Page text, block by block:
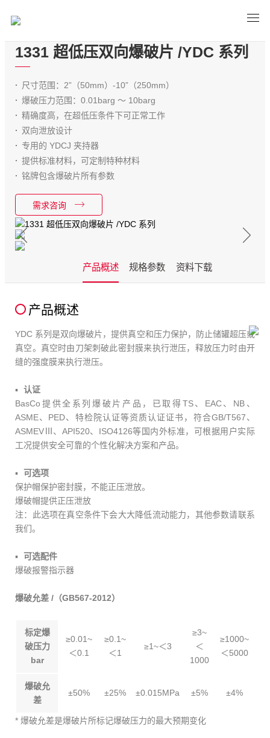
1331 超低压双向爆破片 /YDC 系列
尺寸范围：2”（50mm）-10”（250mm）
爆破压力范围：0.01barg ～ 10barg
精确度高，在超低压条件下可正常工作
双向泄放设计
专用的 YDCJ 夹持器
提供标准材料，可定制特种材料
铭牌包含爆破片所有参数
需求咨询
产品概述 规格参数 资料下载
产品概述
YDC 系列是双向爆破片，提供真空和压力保护，防止储罐超压或
真空。真空时由刀架刺破此密封膜来执行泄压，释放压力时由开
缝的强度膜来执行泄压。
认证
BasCo提供全系列爆破片产品，已取得TS、EAC、NB、
ASME、PED、特检院认证等资质认证证书，符合GB/T567、
ASMEVⅢ、API520、ISO4126等国内外标准，可根据用户实际
工况提供安全可靠的个性化解决方案和产品。
可选项
保护帽保护密封膜，不能正压泄放。
爆破帽提供正压泄放
注：此选项在真空条件下会大大降低流动能力，其他参数请联系
我们。
可选配件
爆破报警指示器
爆破允差 /（GB567-2012）
标定爆
破压力
bar
≥0.01~
＜0.1
≥0.1~
＜1
≥1~＜3
≥3~
＜
1000
≥1000~
＜5000
爆破允
差
±50% ±25% ±0.015MPa ±5% ±4%
* 爆破允差是爆破片所标记爆破压力的最大预期变化